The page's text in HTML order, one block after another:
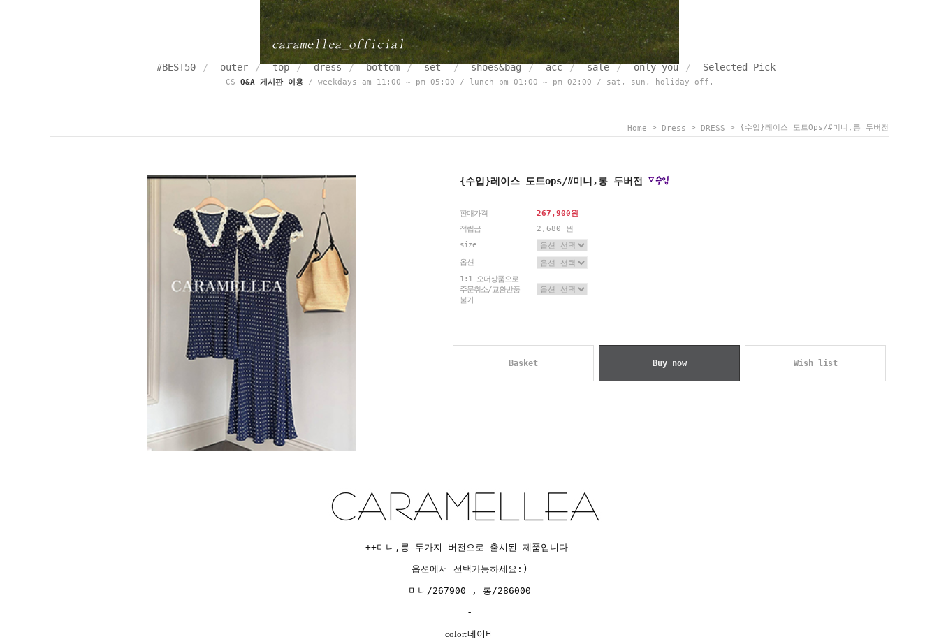
#BEST50 outer top dress bottom set shoes&bag acc sale only you Selected Pick
CS Q&A 게시판 이용/ weekdays am 11:00 ~ pm 05:00 / lunch pm 01:00 ~ pm 02:00 / sat, sun, holiday off.
Home > Dress > DRESS > {수입}레이스 도트ops/#미니,롱 두버전
{수입}레이스 도트ops/#미니,롱 두버전
판매가격
267,900원
적립금
2,680 원
size
옵션
1:1 오더상품으로
주문취소/교환반품
불가
Basket Buy now Wish list
++미니,롱 두가지 버전으로 출시된 제품입니다
옵션에서 선택가능하세요:)
미니/267900 , 롱/286000
-
color:네이비